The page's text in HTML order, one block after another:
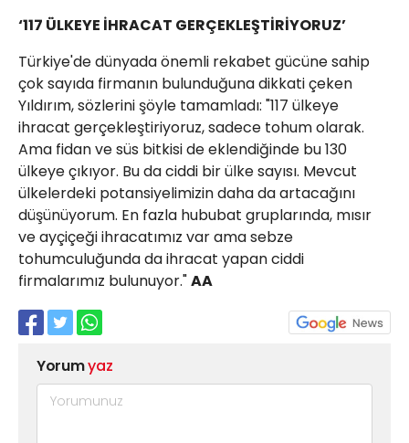
‘117 ÜLKEYE İHRACAT GERÇEKLEŞTİRİYORUZ’
Türkiye'de dünyada önemli rekabet gücüne sahip
çok sayıda firmanın bulunduğuna dikkati çeken
Yıldırım, sözlerini şöyle tamamladı: "117 ülkeye
ihracat gerçekleştiriyoruz, sadece tohum olarak.
Ama fidan ve süs bitkisi de eklendiğinde bu 130
ülkeye çıkıyor. Bu da ciddi bir ülke sayısı. Mevcut
ülkelerdeki potansiyelimizin daha da artacağını
düşünüyorum. En fazla hububat gruplarında, mısır
ve ayçiçeği ihracatımız var ama sebze
tohumculuğunda da ihracat yapan ciddi
firmalarımız bulunuyor."AA
Yorumyaz